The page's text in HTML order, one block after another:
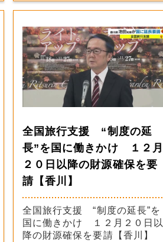
全国旅行支援 “制度の延
長”を国に働きかけ １２月
２０日以降の財源確保を要
請【香川】
全国旅行支援 “制度の延長”を
国に働きかけ １２月２０日以
降の財源確保を要請【香川】